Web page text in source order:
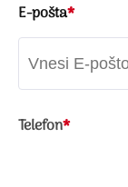
E-pošta*
Telefon*